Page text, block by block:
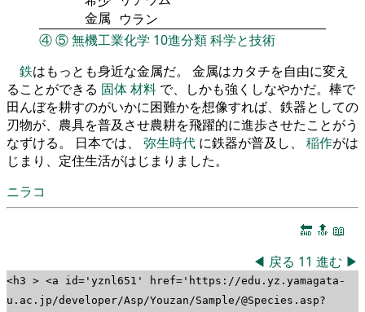
金属 ウラン
④⑤無機工業化学 10進分類科学と技術
鉄はもっとも身近な金属だ。 金属はカタチを自由に変え
ることができる 固体材料 で、しかも強くしなやかだ。棒で
田んぼを耕すのがいかに困難かを想像すれば、鉄器としての
刃物が、農具を普及させ農耕を飛躍的に進歩させたことがう
なずける。 日本では、 弥生時代 に鉄器が普及し、 稲作がは
じまり、定住生活がはじまりました。
ニラコ
🔚 🔝 📖
◀ 戻る 11 進む ▶
<h3 > <a id='yznl651' href='https://edu.yz.yamagata-
u.ac.jp/developer/Asp/Youzan/Sample/@Species.asp?